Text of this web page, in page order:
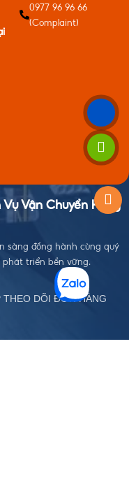
0977 96 96 66
(Complaint)
Vận Chuyển Hàng
sàng đồng hành cùng quý
triển bền vững.
THEO DÕI ĐƠN HÀNG